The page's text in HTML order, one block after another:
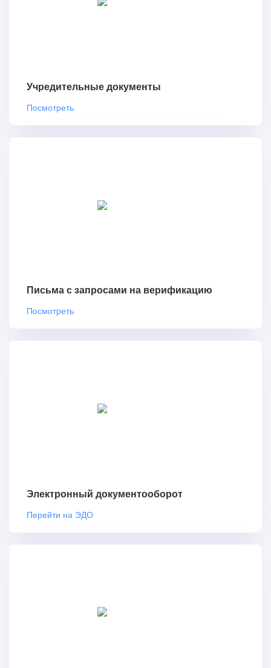
Учредительные документы
Посмотреть
Письма с запросами на верификацию
Посмотреть
Электронный документооборот
Перейти на ЭДО